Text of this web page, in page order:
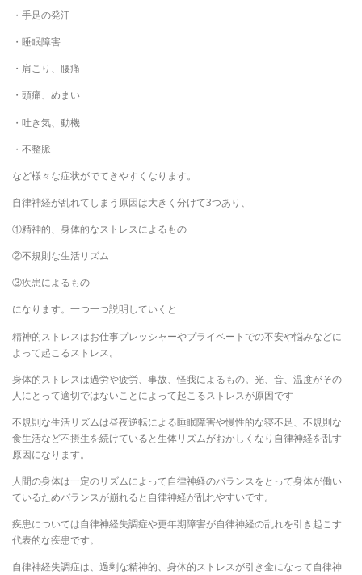
・手足の発汗
・睡眠障害
・肩こり、腰痛
・頭痛、めまい
・吐き気、動機
・不整脈
など様々な症状がでてきやすくなります。
自律神経が乱れてしまう原因は大きく分けて3つあり、
①精神的、身体的なストレスによるもの
②不規則な生活リズム
③疾患によるもの
になります。一つ一つ説明していくと
精神的ストレスはお仕事プレッシャーやプライベートでの不安や悩みなどに
よって起こるストレス。
身体的ストレスは過労や疲労、事故、怪我によるもの。光、音、温度がその
人にとって適切ではないことによって起こるストレスが原因です
不規則な生活リズムは昼夜逆転による睡眠障害や慢性的な寝不足、不規則な
食生活など不摂生を続けていると生体リズムがおかしくなり自律神経を乱す
原因になります。
人間の身体は一定のリズムによって自律神経のバランスをとって身体が働い
ているためバランスが崩れると自律神経が乱れやすいです。
疾患については自律神経失調症や更年期障害が自律神経の乱れを引き起こす
代表的な疾患です。
自律神経失調症は、過剰な精神的、身体的ストレスが引き金になって自律神